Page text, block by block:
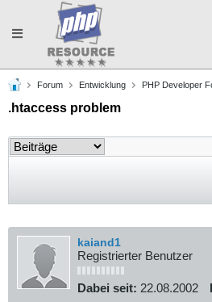
Toggle
navigation
Forum Entwicklung PHP Developer
.htaccess problem
kaiand1
Registrierter Benutzer
Dabei seit: 22.08.2002